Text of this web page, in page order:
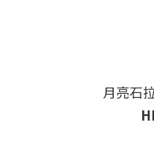
月亮石